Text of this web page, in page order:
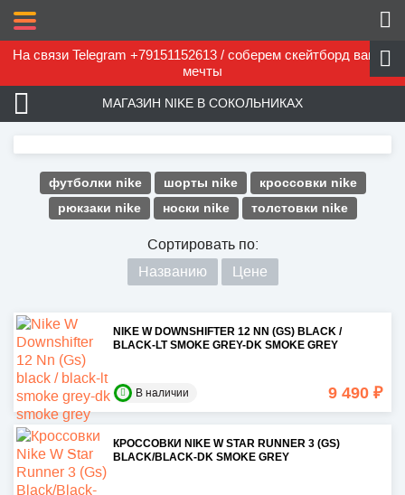
На связи Telegram +79151152613 / соберем скейтборд вашей
мечты
МАГАЗИН NIKE В СОКОЛЬНИКАХ
футболки nike шорты nike
кроссовки nike
рюкзаки nike
носки nike толстовки nike
Сортировать по:
Названию
Цене
NIKE W DOWNSHIFTER 12 NN (GS) BLACK /
BLACK-LT SMOKE GREY-DK SMOKE GREY
В наличии 9 490 ₽
КРОССОВКИ NIKE W STAR RUNNER 3 (GS)
BLACK/BLACK-DK SMOKE GREY